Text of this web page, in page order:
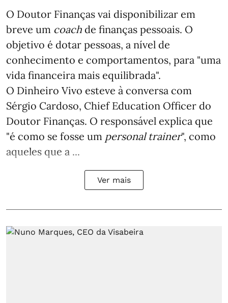
O Doutor Finanças vai disponibilizar em
breve um coach de finanças pessoais. O
objetivo é dotar pessoas, a nível de
conhecimento e comportamentos, para "uma
vida financeira mais equilibrada".
O Dinheiro Vivo esteve à conversa com
Sérgio Cardoso, Chief Education Officer do
Doutor Finanças. O responsável explica que
"é como se fosse um personal trainer", como
aqueles que a ...
Ver mais